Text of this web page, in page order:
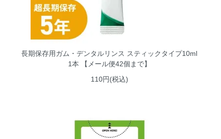
長期保存用ガム・デンタルリンス スティックタイプ10ml
1本 【メール便42個まで】
110円(税込)